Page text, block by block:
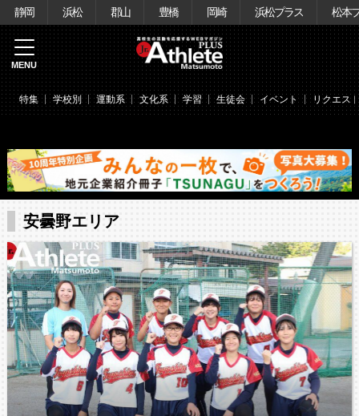
静岡 浜松 郡山 豊橋 岡崎 浜松プラス 松本
特集 学校別 運動系 文化系 学習 生徒会 イベント リクエス
MENU
安曇野エリア